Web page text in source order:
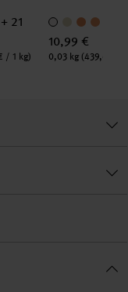
+ 21
/ 1 kg)
10,99 €
Inhalt:
0,03 kg (439,60 €